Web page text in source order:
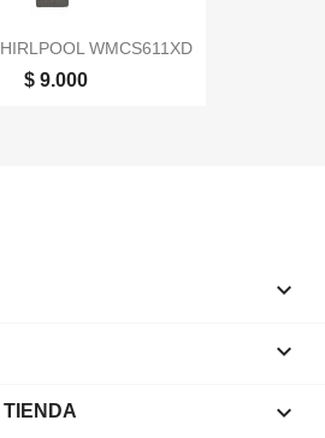
WMCS611XD
$ 9.000


TIENDA keyboard_arrow_down